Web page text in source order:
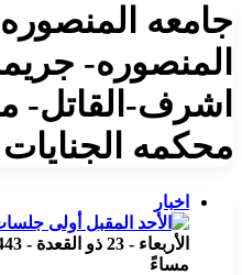
جامعه
المنصوره-
اشرف-القاتل-
محكمه الجنايات
اخبار
مساءً